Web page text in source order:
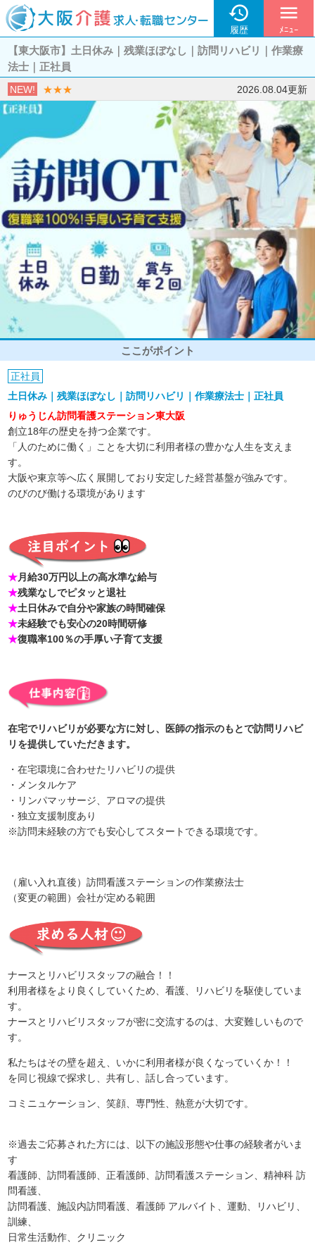

履歴
menu
ﾒﾆｭｰ
【東大阪市】土日休み｜残業ほぼなし｜訪問リハビリ｜作業療
法士｜正社員
NEW! ★★★ 2026.08.04更新
ここがポイント
正社員
土日休み｜残業ほぼなし｜訪問リハビリ｜作業療法士｜正社員
りゅうじん訪問看護ステーション東大阪
創立18年の歴史を持つ企業です。
「人のために働く」ことを大切に利用者様の豊かな人生を支えま
す。
大阪や東京等へ広く展開しており安定した経営基盤が強みです。
のびのび働ける環境があります
★月給30万円以上の高水準な給与
★残業なしでピタッと退社
★土日休みで自分や家族の時間確保
★未経験でも安心の20時間研修
★復職率100％の手厚い子育て支援
在宅でリハビリが必要な方に対し、医師の指示のもとで訪問リハビ
リを提供していただきます。
・在宅環境に合わせたリハビリの提供
・メンタルケア
・リンパマッサージ、アロマの提供
・独立支援制度あり
※訪問未経験の方でも安心してスタートできる環境です。
（雇い入れ直後）訪問看護ステーションの作業療法士
（変更の範囲）会社が定める範囲
ナースとリハビリスタッフの融合！！
利用者様をより良くしていくため、看護、リハビリを駆使していま
す。
ナースとリハビリスタッフが密に交流するのは、大変難しいもので
す。
私たちはその壁を超え、いかに利用者様が良くなっていくか！！
を同じ視線で探求し、共有し、話し合っています。
コミニュケーション、笑顔、専門性、熱意が大切です。
※過去ご応募された方には、以下の施設形態や仕事の経験者がいま
す
看護師、訪問看護師、正看護師、訪問看護ステーション、精神科 訪
問看護、
訪問看護、施設内訪問看護、看護師 アルバイト、運動、リハビリ、
訓練、
日常生活動作、クリニック